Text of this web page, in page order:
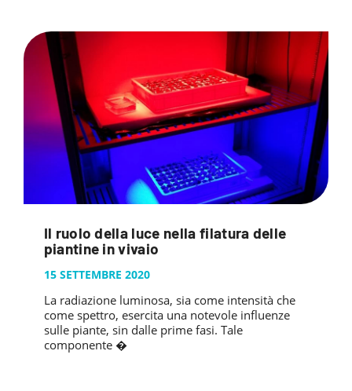
Il ruolo della luce nella filatura delle
piantine in vivaio
15 SETTEMBRE 2020
La radiazione luminosa, sia come intensità che
come spettro, esercita una notevole influenze
sulle piante, sin dalle prime fasi. Tale
componente �